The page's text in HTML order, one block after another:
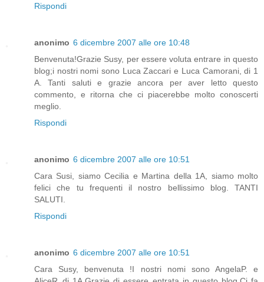
Rispondi
anonimo 6 dicembre 2007 alle ore 10:48
Benvenuta!Grazie Susy, per essere voluta entrare in questo
blog;i nostri nomi sono Luca Zaccari e Luca Camorani, di 1
A. Tanti saluti e grazie ancora per aver letto questo
commento, e ritorna che ci piacerebbe molto conoscerti
meglio.
Rispondi
anonimo 6 dicembre 2007 alle ore 10:51
Cara Susi, siamo Cecilia e Martina della 1A, siamo molto
felici che tu frequenti il nostro bellissimo blog. TANTI
SALUTI.
Rispondi
anonimo 6 dicembre 2007 alle ore 10:51
Cara Susy, benvenuta !I nostri nomi sono AngelaP. e